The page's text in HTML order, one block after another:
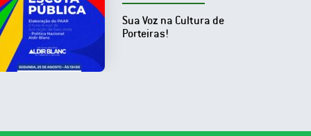
Sua Voz na Cultura de
Porteiras!